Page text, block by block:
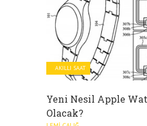
AKILLI SAAT
Yeni Nesil Apple
Olacak?